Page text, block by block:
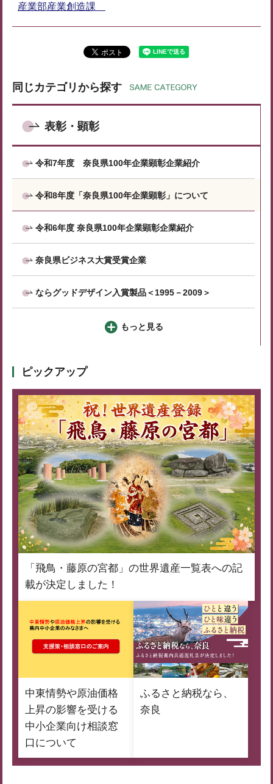
産業部産業創造課
同じカテゴリから探す
表彰・顕彰
令和7年度 奈良県100年企業顕彰企業紹介
令和8年度「奈良県100年企業顕彰」について
令和6年度 奈良県100年企業顕彰企業紹介
奈良県ビジネス大賞受賞企業
ならグッドデザイン入賞製品＜1995－2009＞
もっと見る
ピックアップ
「飛鳥・藤原の宮都」の世界遺産一覧表への記
載が決定しました！
中東情勢や原油価格
上昇の影響を受ける
中小企業向け相談窓
口について
ふるさと納税なら、
奈良